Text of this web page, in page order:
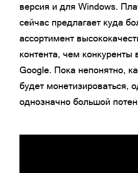
версия и для Windows.
сейчас предлагает куда
ассортимент
контента, чем конкуренты
Google. Пока непонятно,
будет монетизироваться,
однозначно большой